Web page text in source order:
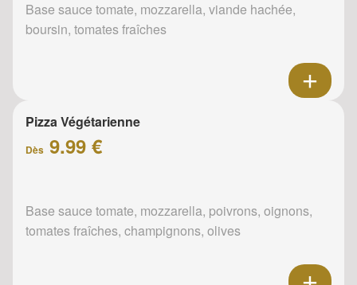
Base sauce tomate, mozzarella, viande hachée,
boursin, tomates fraîches
Pizza Végétarienne
Dès 9.99 €
Base sauce tomate, mozzarella, poivrons, oignons,
tomates fraîches, champignons, olives